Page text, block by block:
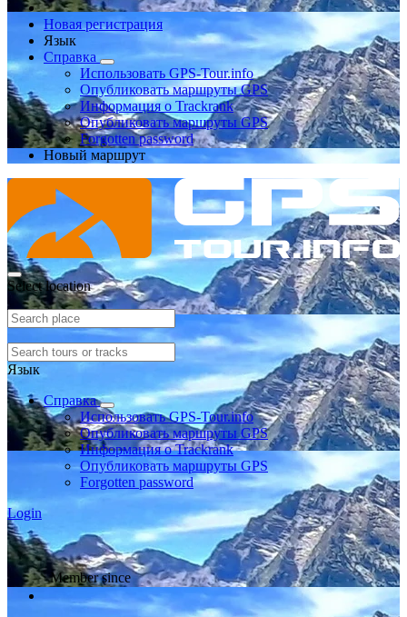
Новая регистрация
Язык
Справка
Использовать GPS-Tour.info
Опубликовать маршруты GPS
Информация о Trackrank
Опубликовать маршруты GPS
Forgotten password
Новый маршрут
Select location
Язык
Справка
Использовать GPS-Tour.info
Опубликовать маршруты GPS
Информация о Trackrank
Опубликовать маршруты GPS
Forgotten password
Login
Member since